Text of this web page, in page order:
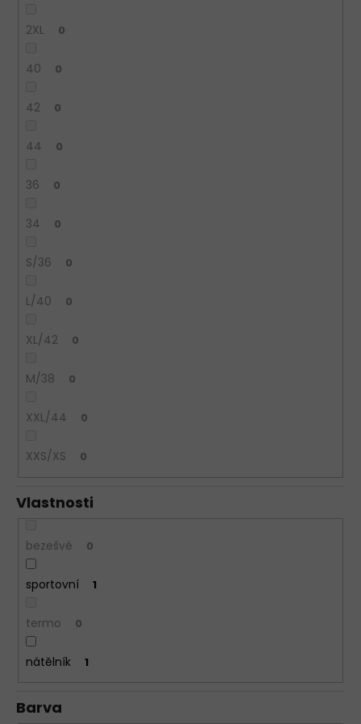
2XL 0
40 0
42 0
44 0
36 0
34 0
S/36 0
L/40 0
XL/42 0
M/38 0
XXL/44 0
XXS/XS 0
Vlastnosti
bezešvé 0
sportovní 1
termo 0
nátělník 1
Barva